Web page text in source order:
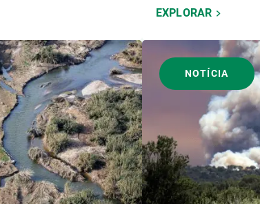
EXPLORAR
NOTÍCIA